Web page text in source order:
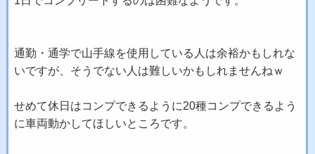
通勤・通学で山手線を使用している人は余裕かもしれな
いですが、そうでない人は難しいかもしれませんねｗ
せめて休日はコンプできるように20種コンプできるよう
に車両動かしてほしいところです。